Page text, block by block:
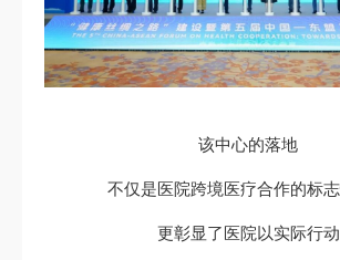
该中心的落地
不仅是医院跨境医疗合作的标
更彰显了医院以实际行动